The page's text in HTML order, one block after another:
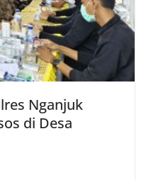
Nganjuk
di Desa